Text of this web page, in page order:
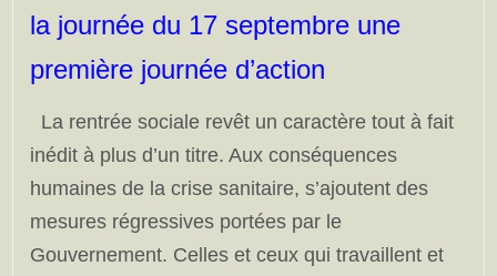
la journée du 17 septembre une
première journée d’action
La rentrée sociale revêt un caractère tout à fait
inédit à plus d’un titre. Aux conséquences
humaines de la crise sanitaire, s’ajoutent des
mesures régressives portées par le
Gouvernement. Celles et ceux qui travaillent et